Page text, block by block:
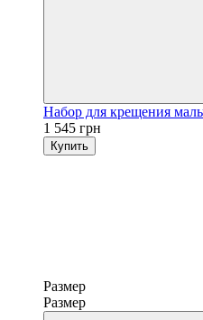
Набор для крещения
1 545 грн
Купить
Размер
Размер